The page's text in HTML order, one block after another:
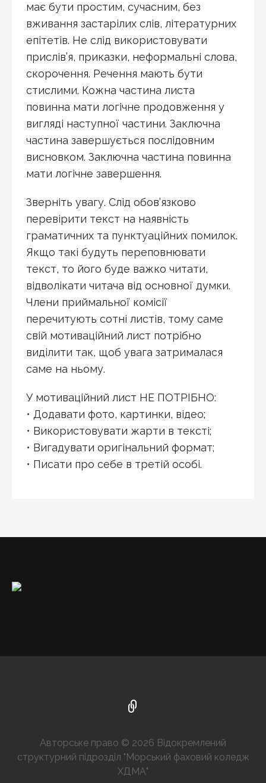
має бути простим, сучасним, без
вживання застарілих слів, літературних
епітетів. Не слід використовувати
прислів’я, приказки, неформальні слова,
скорочення. Речення мають бути
стислими. Кожна частина листа
повинна мати логічне продовження у
вигляді наступної частини. Заключна
частина завершується послідовним
висновком. Заключна частина повинна
мати логічне завершення.
Зверніть увагу. Слід обов’язково
перевірити текст на наявність
граматичних та пунктуаційних помилок.
Якщо такі будуть переповнювати
текст, то його буде важко читати,
відволікати читача від основної думки.
Члени приймальної комісії
перечитують сотні листів, тому саме
свій мотиваційний лист потрібно
виділити так, щоб увага затрималася
саме на ньому.
У мотиваційний лист НЕ ПОТРІБНО:
• Додавати фото, картинки, відео;
• Використовувати жарти в тексті;
• Вигадувати оригінальний формат;
• Писати про себе в третій особі.
Авторське право © 2026 Відокремлений
структурний підрозділ "Морський фаховий коледж
ХДМА"